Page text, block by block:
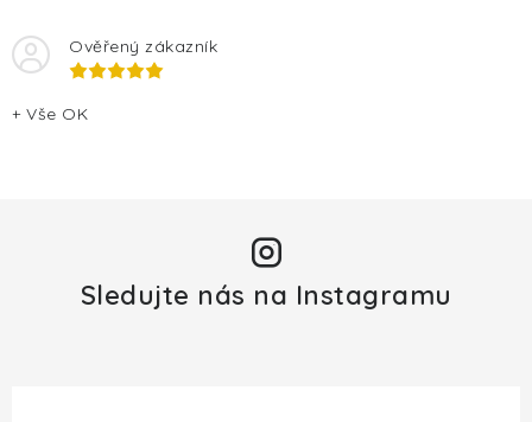
Ověřený zákazník
+ Vše OK
Sledujte nás na Instagramu